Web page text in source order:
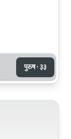
पुरुष · ३३